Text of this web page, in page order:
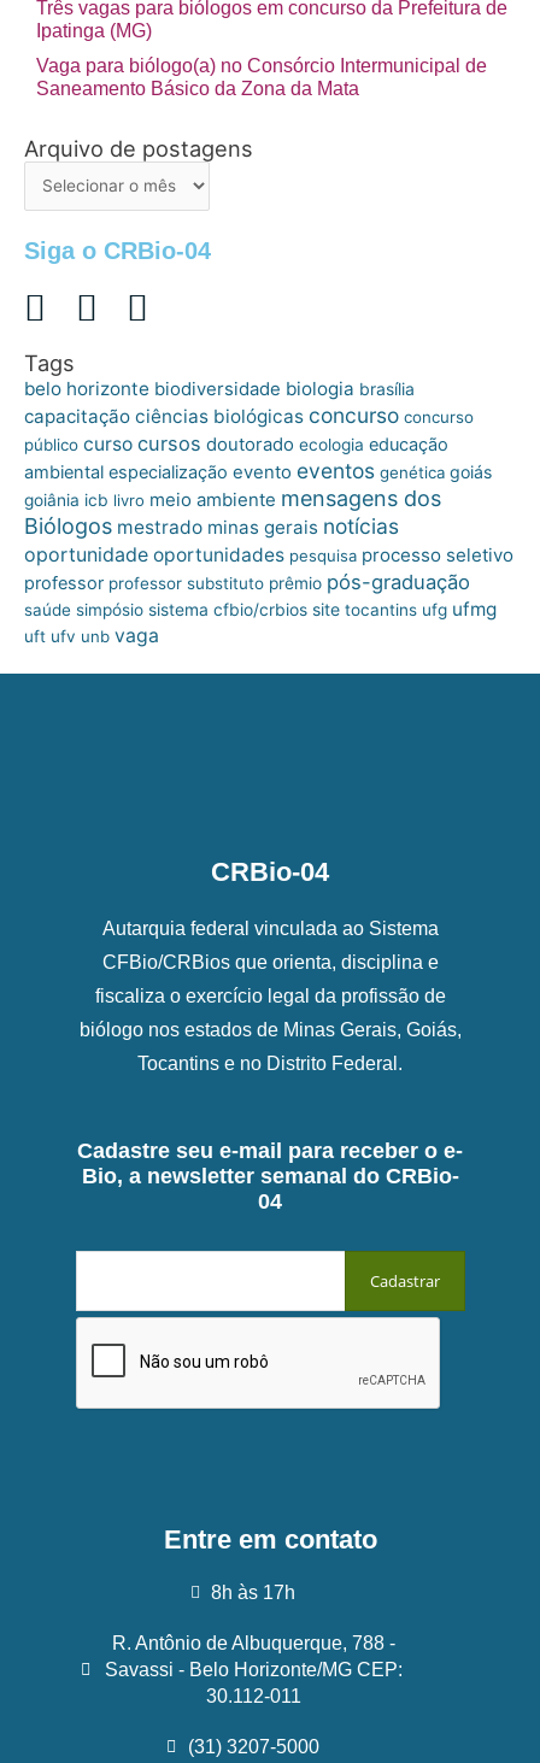
Três vagas para biólogos em concurso da Prefeitura de
Ipatinga (MG)
Vaga para biólogo(a) no Consórcio Intermunicipal de
Saneamento Básico da Zona da Mata
Arquivo de postagens
Arquivo
Siga o CRBio-04
Tags
belo horizonte biodiversidade biologia brasília
capacitação ciências biológicas concurso concurso
público curso cursos doutorado ecologia educação
ambiental especialização evento eventos genética goiás
goiânia icb livro meio ambiente mensagens dos
Biólogos mestrado minas gerais notícias
oportunidade oportunidades pesquisa processo seletivo
professor professor substituto prêmio pós-graduação
saúde simpósio sistema cfbio/crbios site tocantins ufg ufmg
uft ufv unb vaga
CRBio-04
Autarquia federal vinculada ao Sistema
CFBio/CRBios que orienta, disciplina e
fiscaliza o exercício legal da profissão de
biólogo nos estados de Minas Gerais, Goiás,
Tocantins e no Distrito Federal.
Cadastre seu e-mail para receber o e-
Bio, a newsletter semanal do CRBio-
04
Entre em contato
8h às 17h
R. Antônio de Albuquerque, 788 -
Savassi - Belo Horizonte/MG CEP:
30.112-011
(31) 3207-5000